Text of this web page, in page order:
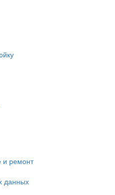
и ремонт
данных